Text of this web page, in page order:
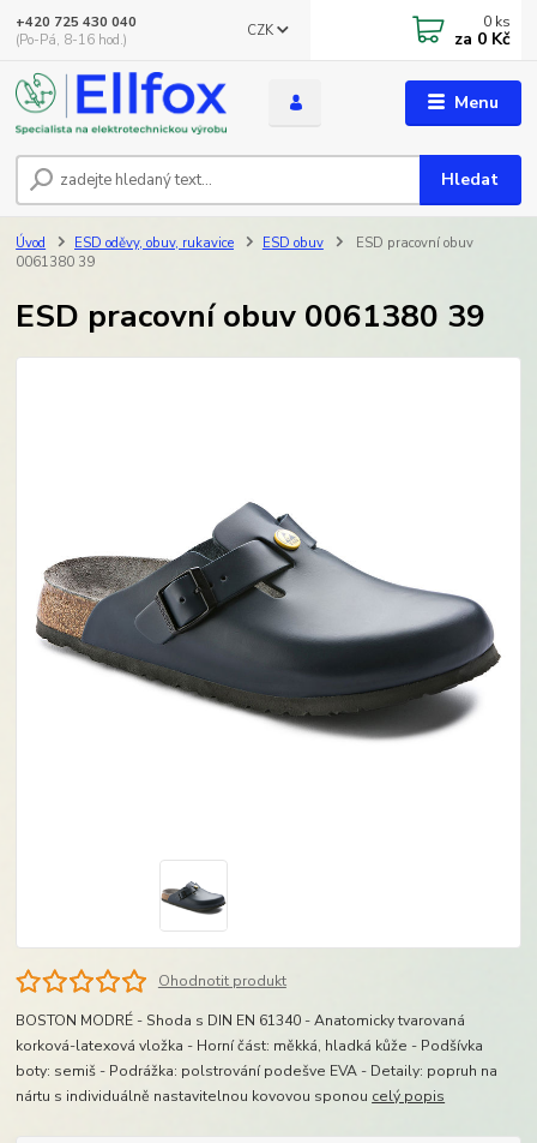
Menu
CZK
Hledat
+420 725 430 040
(Po-Pá, 8-16 hod.)
0 ks
za 0 Kč
Úvod ESD oděvy, obuv, rukavice ESD obuv
ESD pracovní obuv
0061380 39
ESD pracovní obuv 0061380 39
Ohodnotit produkt
BOSTON MODRÉ - Shoda s DIN EN 61340 - Anatomicky tvarovaná
korková-latexová vložka - Horní část: měkká, hladká kůže - Podšívka
boty: semiš - Podrážka: polstrování podešve EVA - Detaily: popruh na
nártu s individuálně nastavitelnou kovovou sponou celý popis